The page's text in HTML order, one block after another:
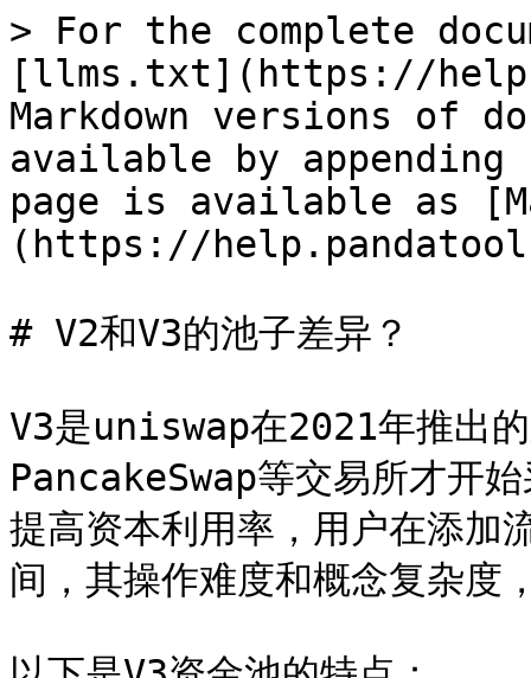
> For the complete
[llms.txt](https://
Markdown versions of
available by
page is available as
(https://
# V2和V3的池子差异？
V3是uniswap在2021年推出的
PancakeSwap等交易所才开
提高资本利用率，用户在添加
间，其操作难度和概念复杂度